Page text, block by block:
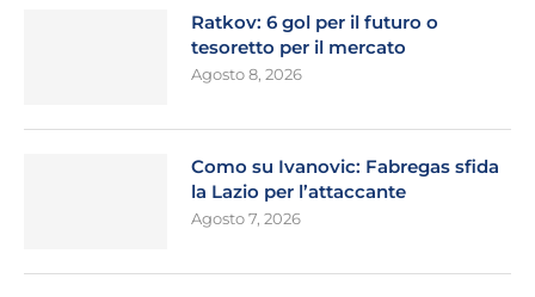
Ratkov: 6 gol per il futuro o
tesoretto per il mercato
Agosto 8, 2026
Como su Ivanovic: Fabregas sfida
la Lazio per l’attaccante
Agosto 7, 2026